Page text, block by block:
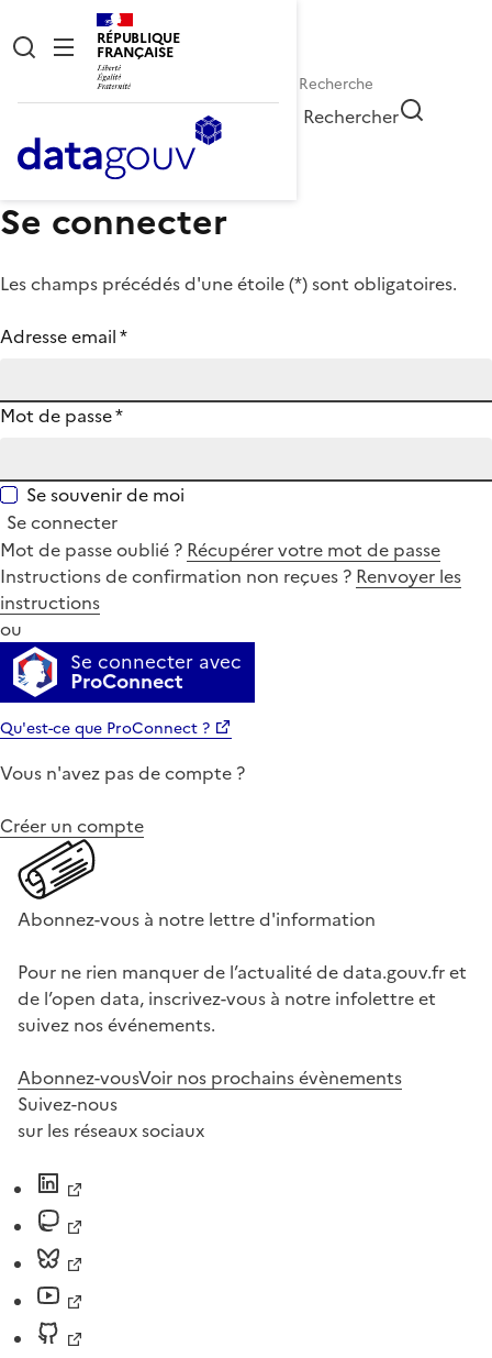
RÉPUBLIQUE
FRANÇAISE
Rechercher
Se connecter
Les champs précédés d'une étoile (*) sont obligatoires.
Adresse email*
Mot de passe*
Se souvenir de moi
Se connecter
Mot de passe oublié ? Récupérer votre mot de passe
Instructions de confirmation non reçues ? Renvoyer les
instructions
ou
Se connecter avec
ProConnect
Qu'est-ce que ProConnect ?
Vous n'avez pas de compte ?
Créer un compte
Abonnez-vous à notre lettre d'information
Pour ne rien manquer de l’actualité de data.gouv.fr et
de l’open data, inscrivez-vous à notre infolettre et
suivez nos événements.
Abonnez-vousVoir nos prochains évènements
Suivez-nous
sur les réseaux sociaux